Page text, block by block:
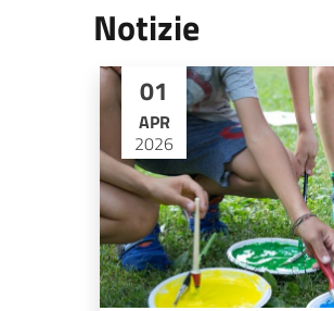
Notizie
01
APR
2026